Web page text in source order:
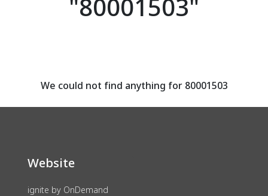
assignment ลงทะเบียน
"80001503"
We could not find anything for 80001503
Website
ignite by OnDemand